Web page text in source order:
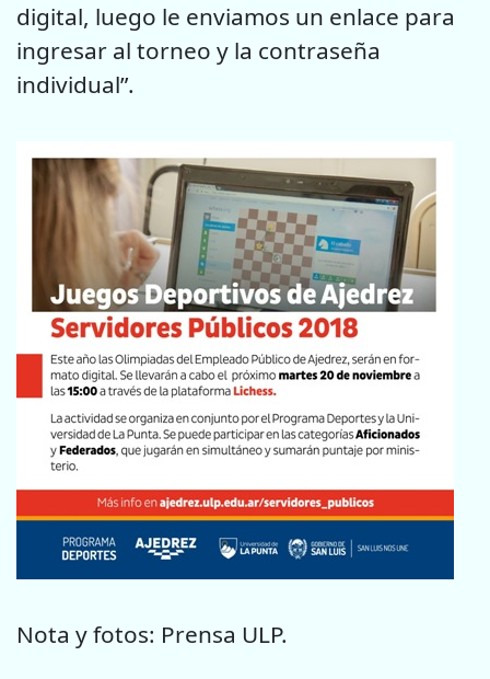
digital, luego le enviamos un enlace para
ingresar al torneo y la contraseña
individual”.
Nota y fotos: Prensa ULP.